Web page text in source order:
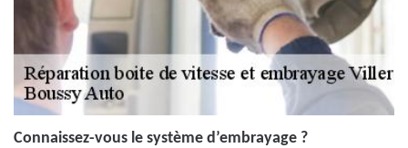
Connaissez-vous le système d’embrayage ?